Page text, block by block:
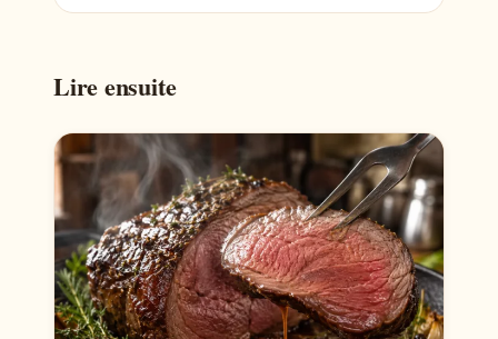
Lire ensuite